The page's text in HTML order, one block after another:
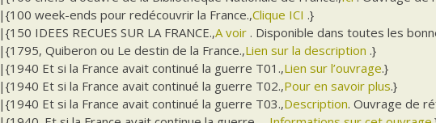
|{100 week-ends pour redécouvrir la France.,Clique ICI .}
|{150 IDEES RECUES SUR LA FRANCE.,A voir . Disponible dans toutes les
|{1795, Quiberon ou Le destin de la France.,Lien sur la description .}
|{1940 Et si la France avait continué la guerre T01.,Lien sur l’ouvrage.}
|{1940 Et si la France avait continué la guerre T02.,Pour en savoir plus.}
|{1940 Et si la France avait continué la guerre T03.,Description. Ouvrage de